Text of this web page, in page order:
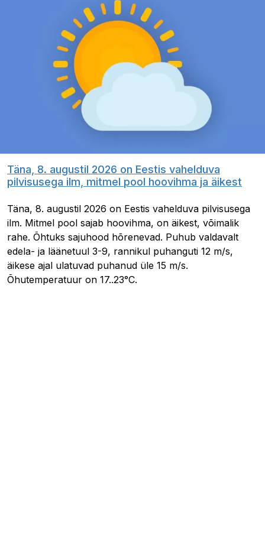
Täna, 8. augustil 2026 on Eestis vahelduva
pilvisusega ilm, mitmel pool hoovihma ja äikest
Täna, 8. augustil 2026 on Eestis vahelduva pilvisusega
ilm. Mitmel pool sajab hoovihma, on äikest, võimalik
rahe. Õhtuks sajuhood hõrenevad. Puhub valdavalt
edela- ja läänetuul 3-9, rannikul puhanguti 12 m/s,
äikese ajal ulatuvad puhanud üle 15 m/s.
Õhutemperatuur on 17..23°C.